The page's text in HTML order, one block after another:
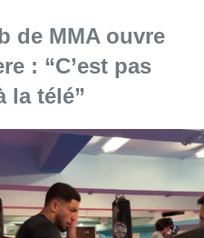
"Un nouveau club de